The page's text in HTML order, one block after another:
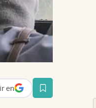
en
nueva pestaña